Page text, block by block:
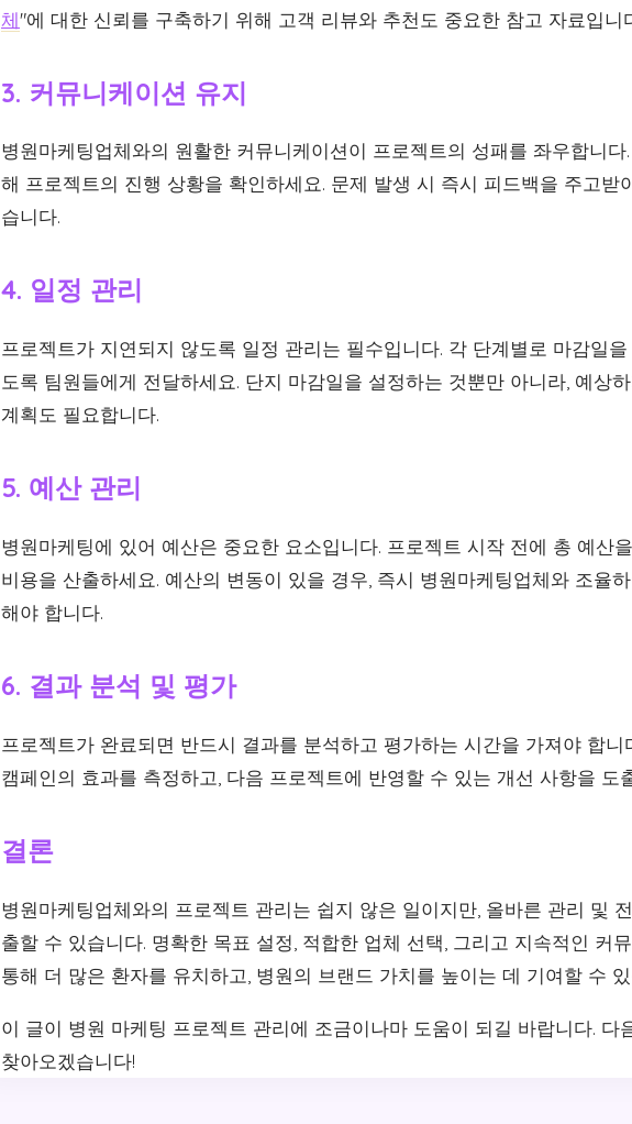
체"에 대한 신뢰를 구축하기 위해 고객 리뷰와 추천도 중요한 참고 자료입니
3. 커뮤니케이션 유지
병원마케팅업체와의 원활한 커뮤니케이션이 프로젝트의 성패를 좌우합니
해 프로젝트의 진행 상황을 확인하세요. 문제 발생 시 즉시 피드백을 주고받
습니다.
4. 일정 관리
프로젝트가 지연되지 않도록 일정 관리는 필수입니다. 각 단계별로 마감일
도록 팀원들에게 전달하세요. 단지 마감일을 설정하는 것뿐만 아니라, 예상
계획도 필요합니다.
5. 예산 관리
병원마케팅에 있어 예산은 중요한 요소입니다. 프로젝트 시작 전에 총 예산
비용을 산출하세요. 예산의 변동이 있을 경우, 즉시 병원마케팅업체와 조율
해야 합니다.
6. 결과 분석 및 평가
프로젝트가 완료되면 반드시 결과를 분석하고 평가하는 시간을 가져야 합
캠페인의 효과를 측정하고, 다음 프로젝트에 반영할 수 있는 개선 사항을 도
결론
병원마케팅업체와의 프로젝트 관리는 쉽지 않은 일이지만, 올바른 관리 및
출할 수 있습니다. 명확한 목표 설정, 적합한 업체 선택, 그리고 지속적인 커
통해 더 많은 환자를 유치하고, 병원의 브랜드 가치를 높이는 데 기여할 수
이 글이 병원 마케팅 프로젝트 관리에 조금이나마 도움이 되길 바랍니다. 다
찾아오겠습니다!